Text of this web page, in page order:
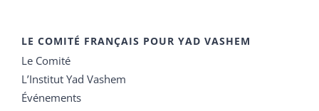
LE COMITÉ FRANÇAIS POUR YAD VASHEM
Le Comité
L’Institut Yad Vashem
Événements